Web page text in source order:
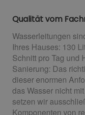
Qualität vom
Wasserleitungen
Ihres Hauses: 130
Schnitt pro Tag und
Sanierung: Das
dieser enormen
das Wasser nicht
setzen wir
Komponenten von